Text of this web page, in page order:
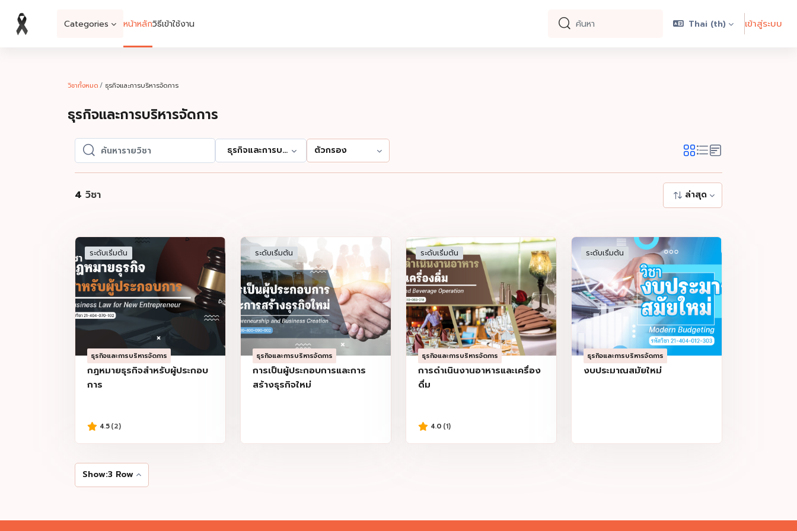
Categories หน้าหลักวิธีเข้าใช้งาน ค้นหา
ค้นหา Thai ‎(th)‎ เข้าสู่ระบบ
วิชาทั้งหมด ธุรกิจและการบริหารจัดการ
ธุรกิจและการบริหารจัดการ
ค้นหารายวิชา
ค้นหารายวิชา ธุรกิจและการบริหารจัดการตัวกรอง
4 วิชา ล่าสุด
ระดับเริ่มต้น
ธุรกิจและการบริหารจัดการ
กฎหมายธุรกิจสำหรับผู้ประกอบ
การ
4.5(2)
ระดับเริ่มต้น
ธุรกิจและการบริหารจัดการ
การเป็นผู้ประกอบการและการ
สร้างธุรกิจใหม่
ระดับเริ่มต้น
ธุรกิจและการบริหารจัดการ
การดำเนินงานอาหารและเครื่อง
ดื่ม
4.0 (1)
ระดับเริ่มต้น
ธุรกิจและการบริหารจัดการ
งบประมาณสมัยใหม่
Show:3 Row